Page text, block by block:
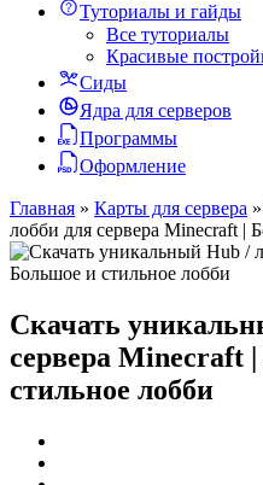
Туториалы и гайды
Все туториалы
Красивые
Сиды
Ядра для серверов
Программы
Оформление
Главная » Карты для сервера »
лобби для сервера Minecraft |
Скачать
сервера Minecraft
стильное лобби